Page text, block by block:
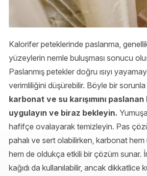
Kalorifer peteklerinde paslanma,
yüzeylerin nemle buluşması sonucu
Paslanmış petekler doğru ısıyı
verimliliğini düşürebilir. Böyle bir sorunla
karbonat ve su karışımını
uygulayın ve biraz bekleyin.
hafifçe ovalayarak temizleyin. Pas
pahalı ve sert olabilirken, karbonat
hem de oldukça etkili bir çözüm sunar.
kağıdı da kullanılabilir, ancak dikkatlice